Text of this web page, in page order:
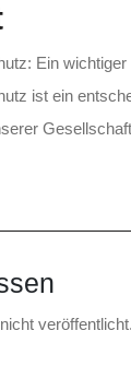
Sichere
Im
Schutz
Von
Ein
ist ein
veröffentlicht.